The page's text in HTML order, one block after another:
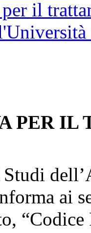
il
PER IL
ai
“Codice